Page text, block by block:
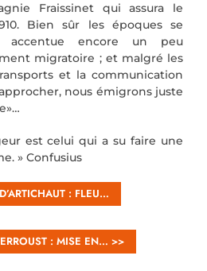
Fraissinet qui assura le
Bien sûr les époques se
accentue encore un peu
migratoire ; et malgré les
et la communication
nous émigrons juste
est celui qui a su faire une
» Confusius
: FLEU…
: MISE EN… >>